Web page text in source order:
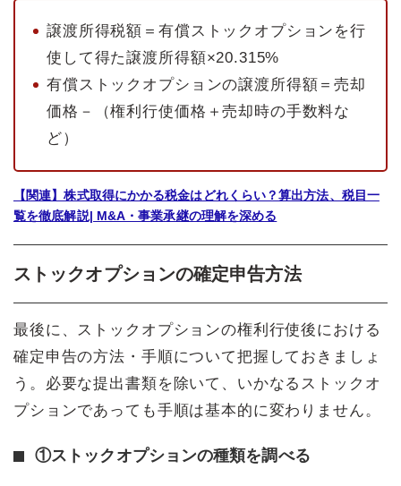
譲渡所得税額＝有償ストックオプションを行
使して得た譲渡所得額×20.315%
有償ストックオプションの譲渡所得額＝売却
価格－（権利行使価格＋売却時の手数料な
ど）
【関連】株式取得にかかる税金はどれくらい？算出方法、税目一
覧を徹底解説| M&A・事業承継の理解を深める
ストックオプションの確定申告方法
最後に、ストックオプションの権利行使後における
確定申告の方法・手順について把握しておきましょ
う。必要な提出書類を除いて、いかなるストックオ
プションであっても手順は基本的に変わりません。
①ストックオプションの種類を調べる